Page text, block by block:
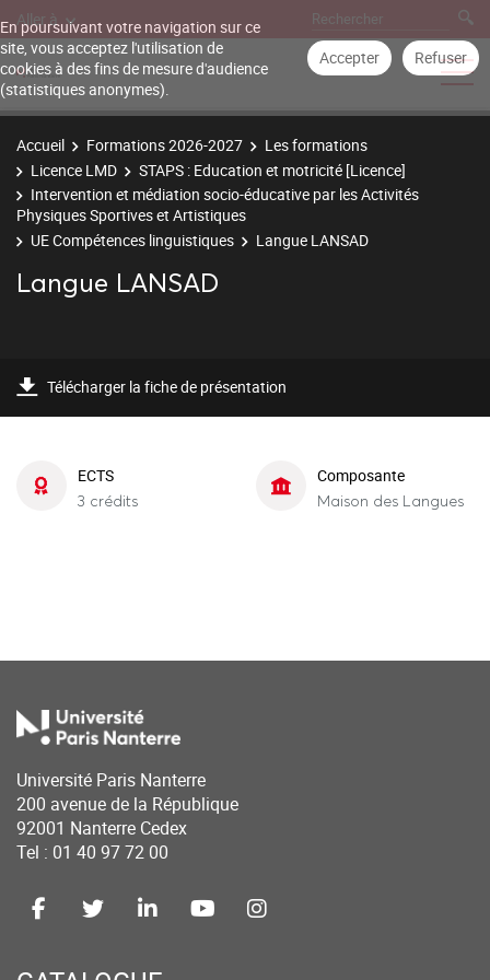
En poursuivant votre navigation sur ce
site, vous acceptez l'utilisation de
cookies à des fins de mesure d'audience
(statistiques anonymes).
Accepter Refuser
Aller à
Accueil Formations 2026-2027
Les formations
Licence LMD
STAPS : Education et motricité [Licence]
Intervention et médiation socio-éducative par les Activités
Physiques Sportives et Artistiques
UE Compétences linguistiques
Langue LANSAD
Langue LANSAD
Télécharger la fiche de présentation
ECTS
3 crédits
Composante
Maison des Langues
Université Paris Nanterre
200 avenue de la République
92001 Nanterre Cedex
Tel : 01 40 97 72 00